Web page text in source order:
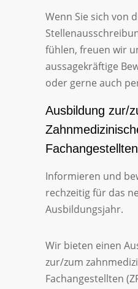
Wenn Sie sich von
fühlen, freuen wir
aussagekräftige
oder gerne auch
Ausbildung zur/
Informieren und
rechzeitig für das
Ausbildungsjahr.
Wir bieten einen
zur/zum
Fachangestellten